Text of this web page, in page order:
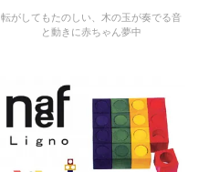
転がしてもたのしい、木の玉が奏でる音
と動きに赤ちゃん夢中